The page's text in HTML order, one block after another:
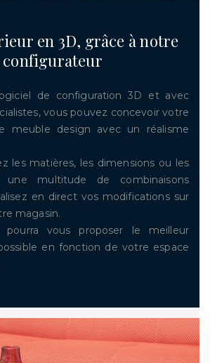
en 3D, grâce à notre
configurateur
de configuration 3D et avec
vous pouvez concevoir votre
meuble design avec un réalisme
les matières, les dimensions ou les
une multitude de combinaisons
en direct vos modifications sur
magasin.
pourra vous proposer le meilleur
en fonction de votre espace